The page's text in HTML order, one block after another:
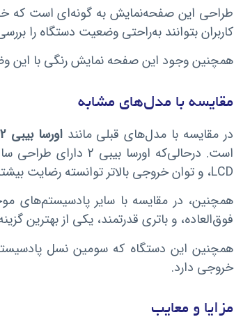
طراحی این صفحه‌نمایش به گونه‌ای است که
کاربران بتوانند به‌راحتی وضعیت دستگاه را
همچنین وجود این صفحه نمایش رنگی با این
مقایسه با مدل‌های مشابه
در مقایسه با مدل‌های قبلی ماننداورسا بیبی 2
است. درحالی‌که
LCD، و توان خروجی بالاتر توانسته رضایت بیشتری از کاربران جلب کند.
همچنین، در مقایسه با سایر پادسیستم‌های
فوق‌العاده، و باتری قدرتمند، یکی از
همچنین این دستگاه که سومین نسل
خروجی دارد.
مزایا و معایب